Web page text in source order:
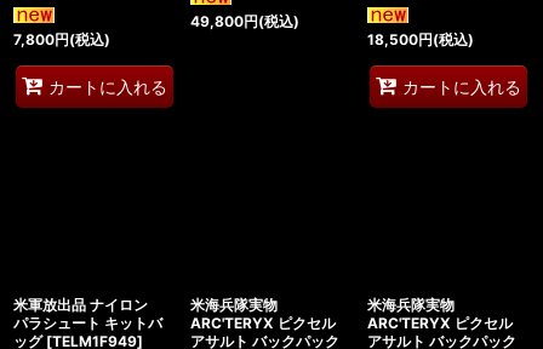
7,800円(税込)
カートに入れる
49,800円(税込)
18,500円(税込)
カートに入れる
米軍放出品 ナイロン
パラシュート キットバ
ッグ [TELM1F949]
米海兵隊実物
ARC'TERYX ピクセル
アサルト バックパック
米海兵隊実物
ARC'TERYX ピクセル
アサルト バックパック